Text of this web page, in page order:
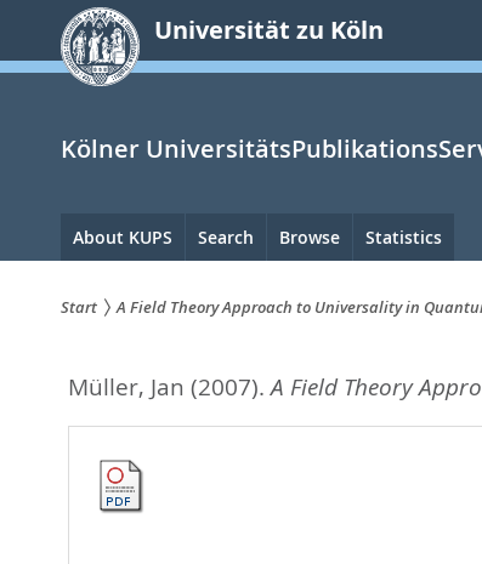
springen
Universität zu Köln
Kölner
Hauptnavigation
About KUPS Search Browse Statistics
sind
hier:
Start A Field Theory Approach to Universality in
Müller, Jan (2007).A Field Theory